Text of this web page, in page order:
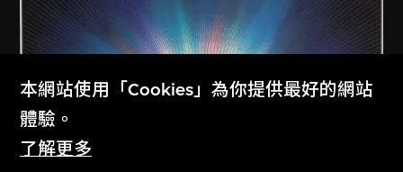
本網站使用「Cookies」為你提供最好的網站
體驗。
了解更多